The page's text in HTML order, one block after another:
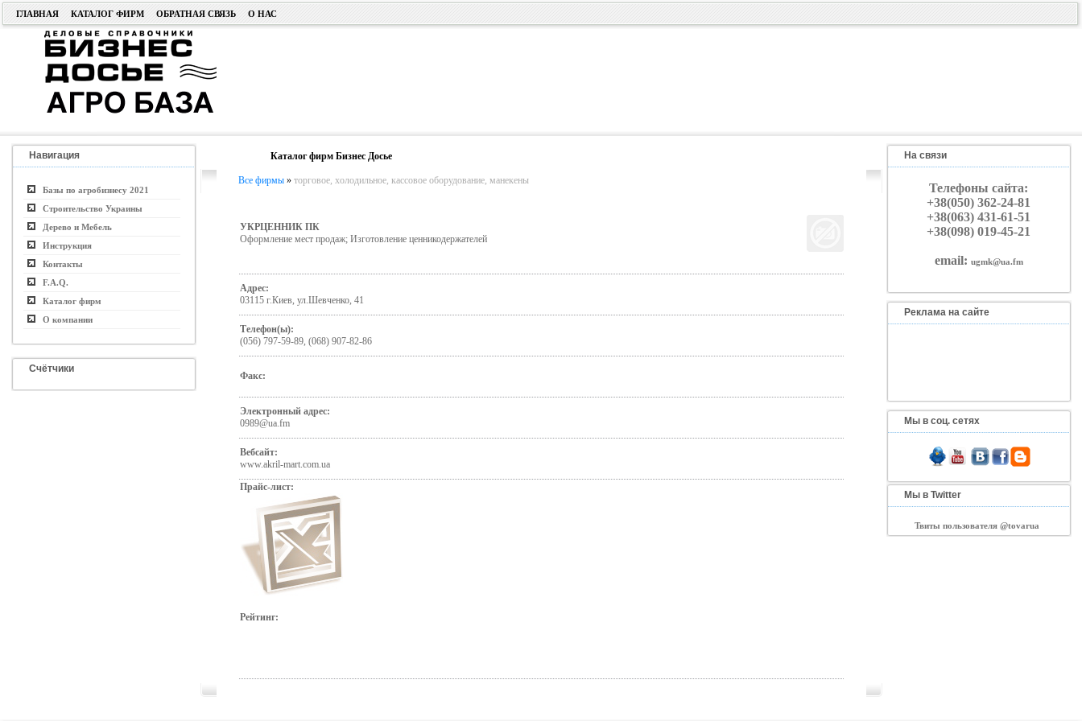
ГЛАВНАЯ КАТАЛОГ ФИРМ ОБРАТНАЯ СВЯЗЬ О НАС
Навигация
Базы по агробизнесу 2021
Строительство Украины
Дерево и Мебель
Инструкция
Контакты
F.A.Q.
Каталог фирм
О компании
Счётчики
Каталог фирм Бизнес Досье
Все фирмы» торговое, холодильное, кассовое оборудование, манекены
УКРЦЕННИК ПК
Оформление мест продаж; Изготовление ценникодержателей
Адрес:
03115 г.Киев, ул.Шевченко, 41
Телефон(ы):
(056) 797-59-89, (068) 907-82-86
Факс:
Электронный адрес:
0989@ua.fm
Вебсайт:
www.akril-mart.com.ua
Прайс-лист:
Рейтинг:
На связи
Телефоны сайта:
+38(050) 362-24-81
+38(063) 431-61-51
+38(098) 019-45-21
email: ugmk@ua.fm
Реклама на сайте
Мы в соц. сетях
Мы в Twitter
Твиты пользователя @tovarua